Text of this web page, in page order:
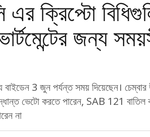
ক্রিপ্টো
জন্য
3 জুন পর্যন্ত সময় দিয়েছেন।
ভেটো করতে পারেন, SAB 121 বাতিল
না